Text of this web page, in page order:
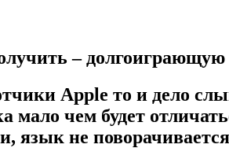
– долгоиграющую
Apple то и дело
мало чем будет
язык не